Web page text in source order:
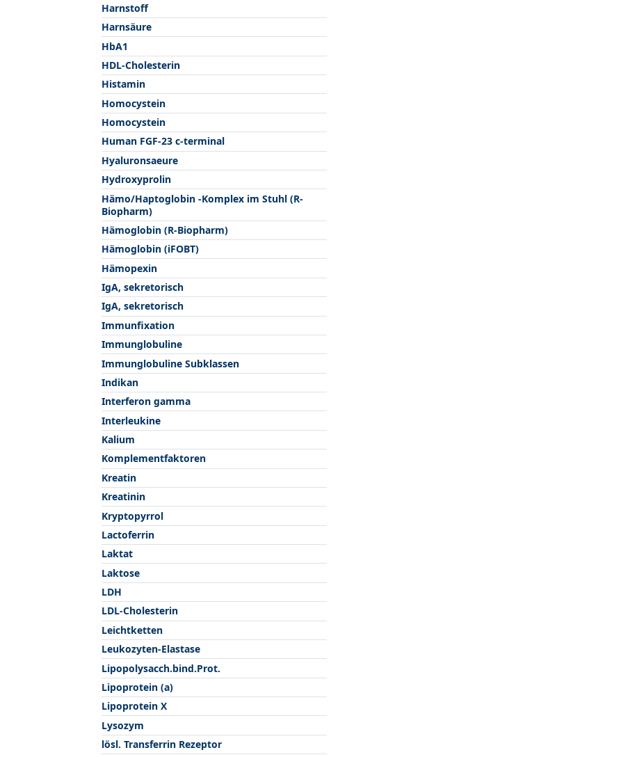
Harnstoff
Harnsäure
HbA1
HDL-Cholesterin
Histamin
Homocystein
Homocystein
Human FGF-23 c-terminal
Hyaluronsaeure
Hydroxyprolin
Hämo/Haptoglobin -Komplex im Stuhl (R-
Biopharm)
Hämoglobin (R-Biopharm)
Hämoglobin (iFOBT)
Hämopexin
IgA, sekretorisch
IgA, sekretorisch
Immunfixation
Immunglobuline
Immunglobuline Subklassen
Indikan
Interferon gamma
Interleukine
Kalium
Komplementfaktoren
Kreatin
Kreatinin
Kryptopyrrol
Lactoferrin
Laktat
Laktose
LDH
LDL-Cholesterin
Leichtketten
Leukozyten-Elastase
Lipopolysacch.bind.Prot.
Lipoprotein (a)
Lipoprotein X
Lysozym
lösl. Transferrin Rezeptor